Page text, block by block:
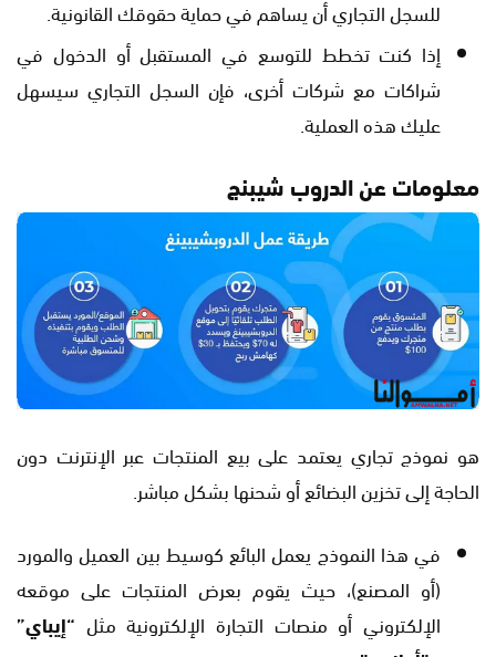
للسجل التجاري أن يساهم في حماية حقوقك القانونية.
إذا كنت تخطط للتوسع في المستقبل أو الدخول في
شراكات مع شركات أخرى، فإن السجل التجاري سيسهل
عليك هذه العملية.
معلومات عن الدروب شيبنج
هو نموذج تجاري يعتمد على بيع المنتجات عبر الإنترنت دون
الحاجة إلى تخزين البضائع أو شحنها بشكل مباشر.
في هذا النموذج يعمل البائع كوسيط بين العميل والمورد
(أو المصنع)، حيث يقوم بعرض المنتجات على موقعه
الإلكتروني أو منصات التجارة الإلكترونية مثل “إيباي”